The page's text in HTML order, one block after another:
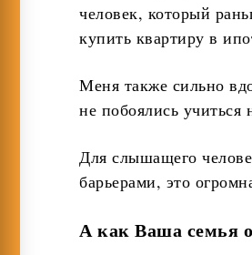
человек, который
купить квартиру в
Меня также сильно
не побоялись
Для слышащего
барьерами, это
А как Ваша семья